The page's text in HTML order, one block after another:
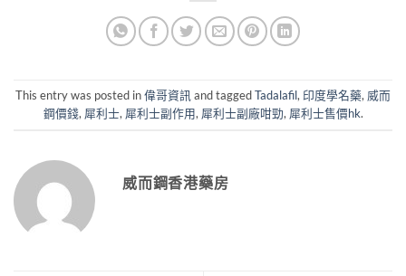
This entry was posted in偉哥資訊and taggedTadalafil,印度學名藥, 威而
鋼價錢, 犀利士, 犀利士副作用, 犀利士副廠咁勁, 犀利士售價hk.
威而鋼香港藥房